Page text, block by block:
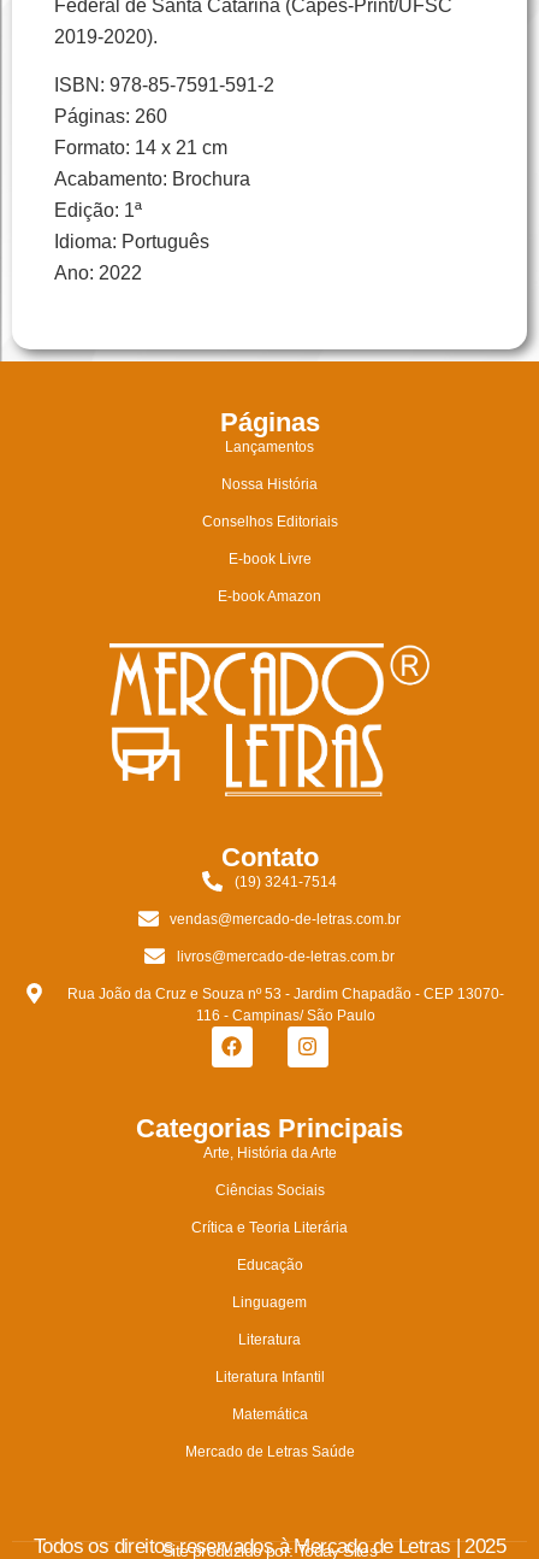
Federal de Santa Catarina (Capes-Print/UFSC
2019-2020).
ISBN: 978-85-7591-591-2
Páginas: 260
Formato: 14 x 21 cm
Acabamento: Brochura
Edição: 1ª
Idioma: Português
Ano: 2022
Páginas
Lançamentos
Nossa História
Conselhos Editoriais
E-book Livre
E-book Amazon
Contato
(19) 3241-7514
vendas@mercado-de-letras.com.br
livros@mercado-de-letras.com.br
Rua João da Cruz e Souza nº 53 - Jardim Chapadão - CEP 13070-
116 - Campinas/ São Paulo
Categorias Principais
Arte, História da Arte
Ciências Sociais
Crítica e Teoria Literária
Educação
Linguagem
Literatura
Literatura Infantil
Matemática
Mercado de Letras Saúde
Todos os direitos reservados à Mercado de Letras | 2025
Site produzido por:Today Sites